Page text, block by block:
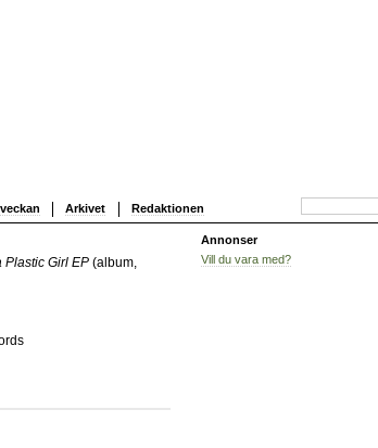
Arkivet Redaktionen
Plastic Girl EP (album,
Annonser
Vill du vara med?